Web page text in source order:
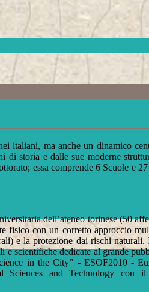
italiani, ma anche un dinamico
storia e dalle sue moderne
essa comprende 6 Scuole
dell’ateneo torinese (50
con un corretto approccio
e la protezione dai rischi
scientifiche dedicate al grande
in the City” - ESOF2010 -
Sciences and Technology